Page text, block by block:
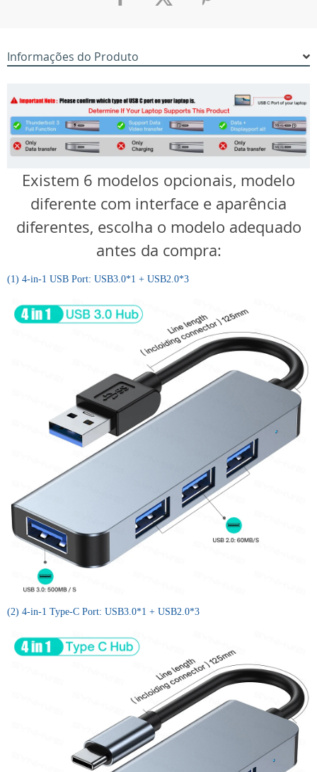
Informações do Produto
Existem 6 modelos opcionais, modelo
diferente com interface e aparência
diferentes, escolha o modelo adequado
antes da compra:
(1) 4-in-1 USB Port: USB3.0*1 + USB2.0*3
(2) 4-in-1 Type-C Port: USB3.0*1 + USB2.0*3